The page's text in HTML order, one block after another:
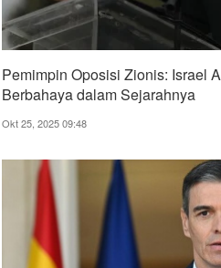
Pemimpin Oposisi Zionis: Israel
Berbahaya dalam Sejarahnya
Okt 25, 2025 09:48